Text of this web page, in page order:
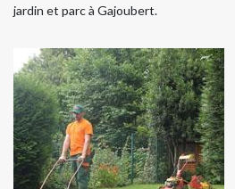
jardin et parc à Gajoubert.